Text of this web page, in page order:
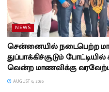
NEWS
சென்னையில் நடைபெற்ற
துப்பாக்கிச்சூடும்
வென்ற மாணவிக்கு
AUGUST 6, 2026